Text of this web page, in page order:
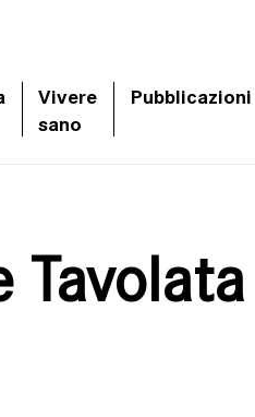
Vivere
sano
Pubblicazioni
Tavolata